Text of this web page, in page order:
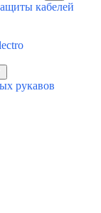
кабелей
рукавов